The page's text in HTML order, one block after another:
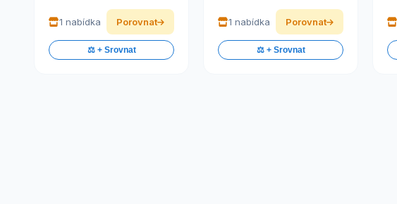
1 nabídka Porovnat
⚖️ + Srovnat
1 nabídka Porovnat
⚖️ + Srovnat